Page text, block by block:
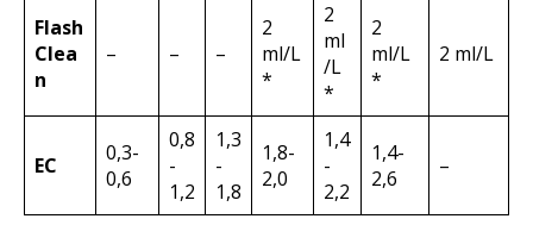
Flash
Clea
n
– – –
2
ml/L
*
2
ml
/L
*
2
ml/L
*
2 ml/L
EC
0,3-
0,6
0,8
-
1,2
1,3
-
1,8
1,8-
2,0
1,4
-
2,2
1,4-
2,6
–